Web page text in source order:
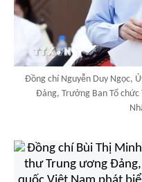
Đồng chí Nguyễn Duy Ngọc,
Đảng, Trưởng Ban Tổ